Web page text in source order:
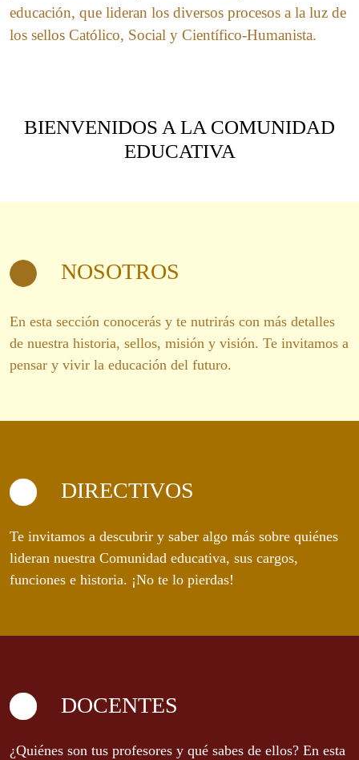
educación, que lideran los diversos procesos a la luz de
los sellos Católico, Social y Científico-Humanista.
BIENVENIDOS A LA COMUNIDAD
EDUCATIVA
NOSOTROS
En esta sección conocerás y te nutrirás con más detalles
de nuestra historia, sellos, misión y visión. Te invitamos a
pensar y vivir la educación del futuro.
DIRECTIVOS
Te invitamos a descubrir y saber algo más sobre quiénes
lideran nuestra Comunidad educativa, sus cargos,
funciones e historia. ¡No te lo pierdas!
DOCENTES
¿Quiénes son tus profesores y qué sabes de ellos? En esta